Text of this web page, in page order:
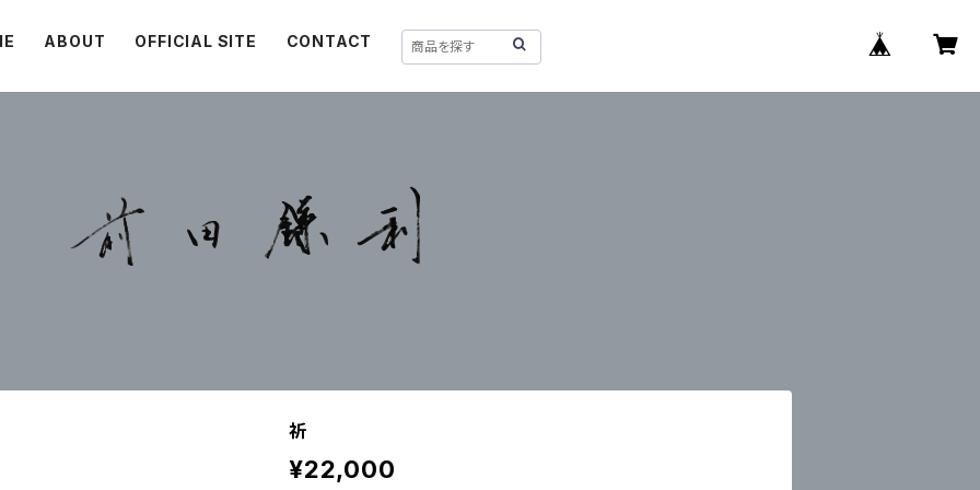
ABOUT OFFICIAL SITE CONTACT
祈
¥22,000